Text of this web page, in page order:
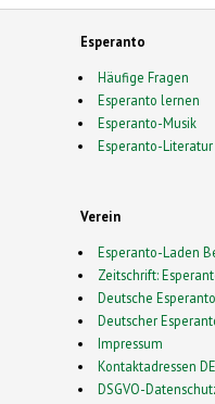
Esperanto
Häufige Fragen
Esperanto lernen
Esperanto-Musik
Esperanto-Literatur
Verein
Esperanto-Laden
Zeitschrift:
Deutsche
Deutscher
Impressum
Kontaktadressen
DSGVO-